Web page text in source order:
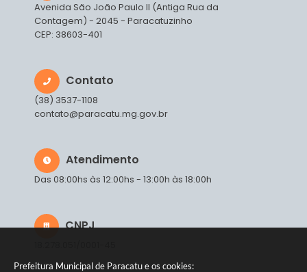
Prefeitura Municipal de Paracatu e os cookies:
Avenida São João Paulo II (Antiga Rua da
Contagem) - 2045 - Paracatuzinho
CEP: 38603-401
Contato
(38) 3537-1108
contato@paracatu.mg.gov.br
Atendimento
Das 08:00hs às 12:00hs - 13:00h às 18:00h
CNPJ